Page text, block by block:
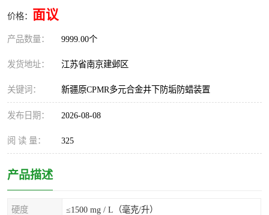
价格： 面议
产品数量： 9999.00个
发货地址： 江苏省南京建邺区
关键词： 新疆原CPMR多元合金井下防垢防蜡装置
发布日期： 2026-08-08
阅 读 量： 325
产品描述
硬度 ≤1500 mg / L（毫克/升）